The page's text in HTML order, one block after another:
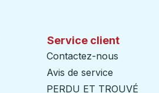
Service client
Contactez-nous
Avis de service
PERDU ET TROUVÉ